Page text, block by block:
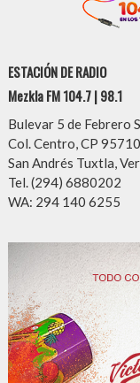
ESTACIÓN DE RADIO
Mezkla FM 104.7 | 98.1
Bulevar 5 de Febrero
Col. Centro, CP 95710
San Andrés Tuxtla,
Tel. (294) 6880202
WA: 294 140 6255